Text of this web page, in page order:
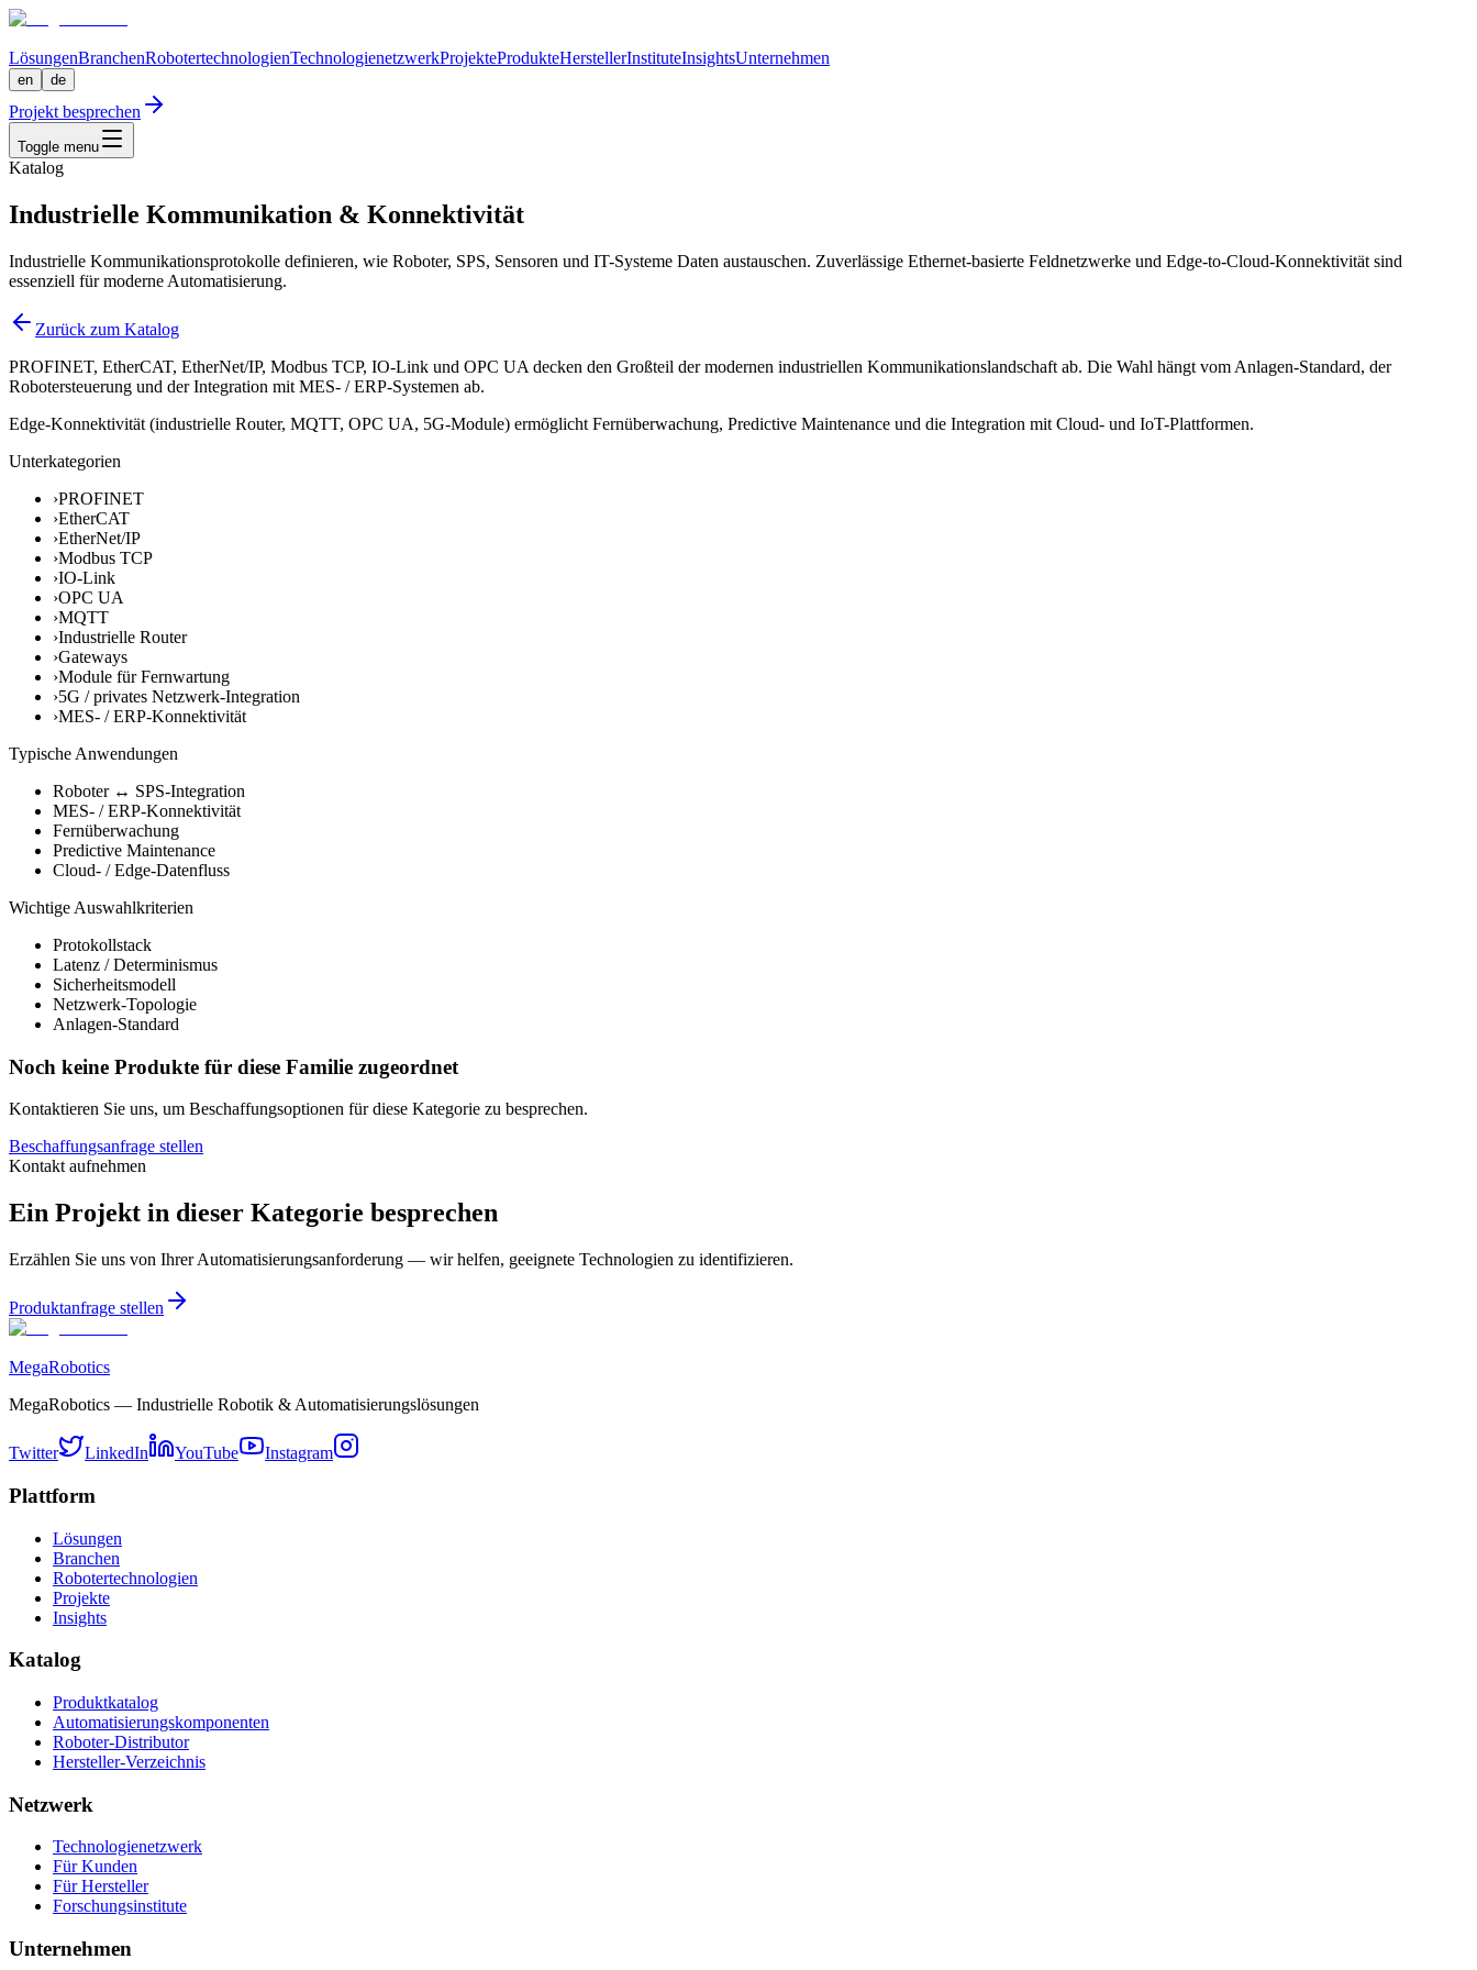
LösungenBranchenRobotertechnologienTechnologienetzwerkProjekteProdukteHerstellerInstituteInsightsUnternehmen
en de
Projekt besprechen
Toggle menu
Katalog
Industrielle Kommunikation & Konnektivität
Industrielle Kommunikationsprotokolle definieren, wie Roboter, SPS, Sensoren und IT-Systeme Daten austauschen. Zuverlässige Ethernet-basierte Feldnetzwerke und Edge-to-Cloud-Konnektivität sind
essenziell für moderne Automatisierung.
Zurück zum Katalog
PROFINET, EtherCAT, EtherNet/IP, Modbus TCP, IO-Link und OPC UA decken den Großteil der modernen industriellen Kommunikationslandschaft ab. Die Wahl hängt vom Anlagen-Standard, der
Robotersteuerung und der Integration mit MES- / ERP-Systemen ab.
Edge-Konnektivität (industrielle Router, MQTT, OPC UA, 5G-Module) ermöglicht Fernüberwachung, Predictive Maintenance und die Integration mit Cloud- und IoT-Plattformen.
Unterkategorien
›PROFINET
›EtherCAT
›EtherNet/IP
›Modbus TCP
›IO-Link
›OPC UA
›MQTT
›Industrielle Router
›Gateways
›Module für Fernwartung
›5G / privates Netzwerk-Integration
›MES- / ERP-Konnektivität
Typische Anwendungen
Roboter ↔ SPS-Integration
MES- / ERP-Konnektivität
Fernüberwachung
Predictive Maintenance
Cloud- / Edge-Datenfluss
Wichtige Auswahlkriterien
Protokollstack
Latenz / Determinismus
Sicherheitsmodell
Netzwerk-Topologie
Anlagen-Standard
Noch keine Produkte für diese Familie zugeordnet
Kontaktieren Sie uns, um Beschaffungsoptionen für diese Kategorie zu besprechen.
Beschaffungsanfrage stellen
Kontakt aufnehmen
Ein Projekt in dieser Kategorie besprechen
Erzählen Sie uns von Ihrer Automatisierungsanforderung — wir helfen, geeignete Technologien zu identifizieren.
Produktanfrage stellen
MegaRobotics
MegaRobotics — Industrielle Robotik & Automatisierungslösungen
Twitter LinkedIn YouTube Instagram
Plattform
Lösungen
Branchen
Robotertechnologien
Projekte
Insights
Katalog
Produktkatalog
Automatisierungskomponenten
Roboter-Distributor
Hersteller-Verzeichnis
Netzwerk
Technologienetzwerk
Für Kunden
Für Hersteller
Forschungsinstitute
Unternehmen